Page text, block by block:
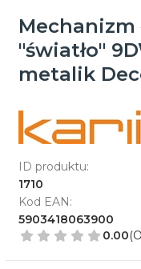
Mechanizm
"światło"
metalik
ID produktu:
1710
Kod EAN:
5903418063900
0.00